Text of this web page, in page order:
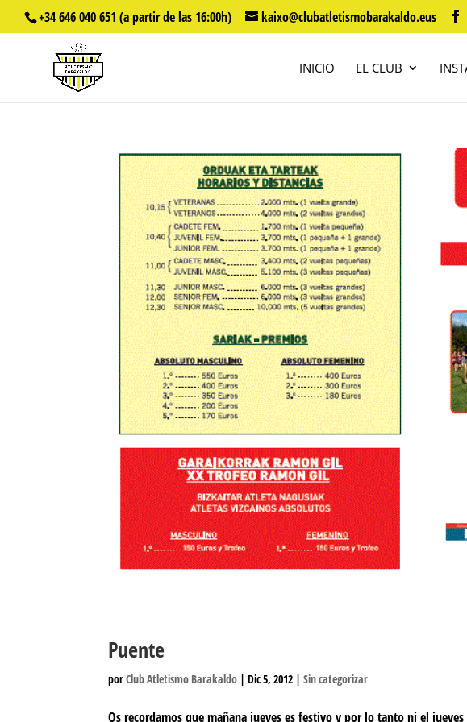
+34 646 040 651 (a partir de las 16:00h) kaixo@clubatletismobarakaldo.eus
INICIO EL CLUB
Puente
porClub Atletismo Barakaldo |Dic 5, 2012 |Sin categorizar
Os recordamos que mañana jueves es festivo y por lo tanto ni el